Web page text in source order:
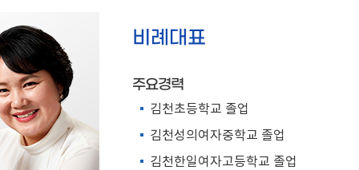
비례대표
주요경력
김천초등학교 졸업
김천성의여자중학교 졸업
김천한일여자고등학교 졸업